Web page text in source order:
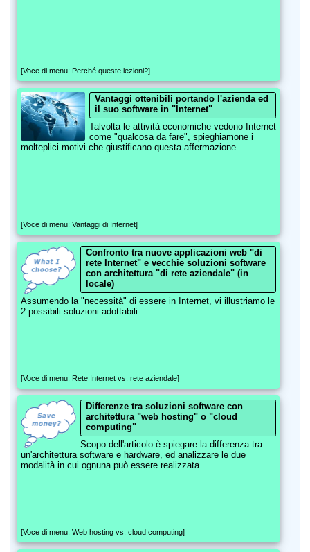
[Voce di menu: Perché queste lezioni?]
Vantaggi ottenibili portando l'azienda ed
il suo software in "Internet"
Talvolta le attività economiche vedono Internet
come "qualcosa da fare", spieghiamone i
molteplici motivi che giustificano questa affermazione.
[Voce di menu: Vantaggi di Internet]
Confronto tra nuove applicazioni web "di
rete Internet" e vecchie soluzioni software
con architettura "di rete aziendale" (in
locale)
Assumendo la "necessità" di essere in Internet, vi illustriamo le
2 possibili soluzioni adottabili.
[Voce di menu: Rete Internet vs. rete aziendale]
Differenze tra soluzioni software con
architettura "web hosting" o "cloud
computing"
Scopo dell'articolo è spiegare la differenza tra
un'architettura software e hardware, ed analizzare le due
modalità in cui ognuna può essere realizzata.
[Voce di menu: Web hosting vs. cloud computing]